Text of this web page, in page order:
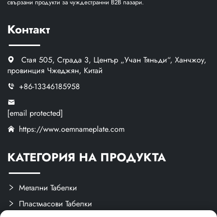
свързани продукти за чуждестранни B2B пазари.
Контакт
Стая 505, Сграда 3, Център „Учан Тяньди“, Ханчжоу,
провинция Чжеджян, Китай
+86-13346185958
[email protected]
https://www.oemnameplate.com
КАТЕГОРИЯ НА ПРОДУКТА
Метални Табелки
Пластмасови Табелки